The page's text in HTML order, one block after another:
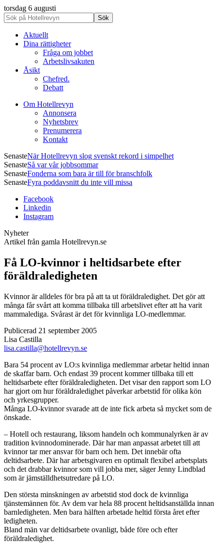
torsdag 6 augusti
Aktuellt
Dina rättigheter
Fråga om jobbet
Arbetslivsakuten
Åsikt
Chefred.
Debatt
Om Hotellrevyn
Annonsera
Nyhetsbrev
Prenumerera
Kontakt
SenasteNär Hotellrevyn slog svenskt rekord i simpelhet
SenasteSå var vår jobbsommar
SenasteFonderna som bara är till för branschfolk
SenasteFyra poddavsnitt du inte vill missa
Facebook
Linkedin
Instagram
Nyheter
Artikel från gamla Hotellrevyn.se
Få LO-kvinnor i heltidsarbete efter
föräldraledigheten
Kvinnor är alldeles för bra på att ta ut föräldraledighet. Det gör att
många får svårt att komma tillbaka till arbetslivet efter att ha varit
mammalediga. Svårast är det för kvinnliga LO-medlemmar.
Publicerad 21 september 2005
Lisa Castilla
lisa.castilla@hotellrevyn.se
Bara 54 procent av LO:s kvinnliga medlemmar arbetar heltid innan
de skaffar barn. Och endast 39 procent kommer tillbaka till ett
heltidsarbete efter föräldraledigheten. Det visar den rapport som LO
har gjort om hur föräldraledighet påverkar arbetstid för olika kön
och yrkesgrupper.
Många LO-kvinnor svarade att de inte fick arbeta så mycket som de
önskade.
– Hotell och restaurang, liksom handeln och kommunalyrken är av
tradition kvinnodominerade. Där har man anpassat arbetet till att
kvinnor tar mer ansvar för barn och hem. Det innebär ofta
deltidsarbete. Där har arbetsgivaren en optimalt flexibel arbetsplats
och det drabbar kvinnor som vill jobba mer, säger Jenny Lindblad
som är jämställdhetsutredare på LO.
Den största minskningen av arbetstid stod dock de kvinnliga
tjänstemännen för. Av dem var hela 88 procent heltidsanställda innan
barnledigheten. Men bara hälften arbetade heltid första året efter
ledigheten.
Bland män var deltidsarbete ovanligt, både före och efter
föräldraledighet.